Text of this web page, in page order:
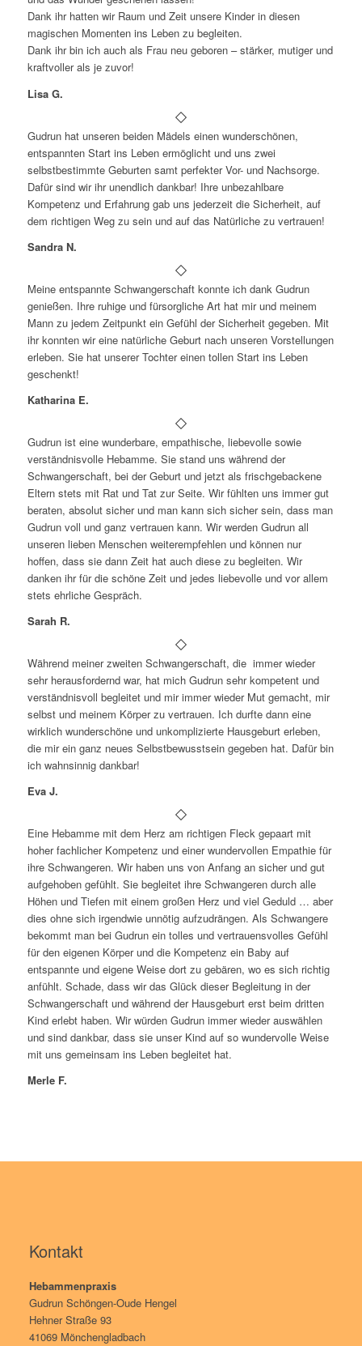
Dank ihr hatten wir Raum und Zeit unsere Kinder in diesen
magischen Momenten ins Leben zu begleiten.
Dank ihr bin ich auch als Frau neu geboren – stärker, mutiger und
kraftvoller als je zuvor!
Lisa G.
Gudrun hat unseren beiden Mädels einen wunderschönen,
entspannten Start ins Leben ermöglicht und uns zwei
selbstbestimmte Geburten samt perfekter Vor- und Nachsorge.
Dafür sind wir ihr unendlich dankbar! Ihre unbezahlbare
Kompetenz und Erfahrung gab uns jederzeit die Sicherheit, auf
dem richtigen Weg zu sein und auf das Natürliche zu vertrauen!
Sandra N.
Meine entspannte Schwangerschaft konnte ich dank Gudrun
genießen. Ihre ruhige und fürsorgliche Art hat mir und meinem
Mann zu jedem Zeitpunkt ein Gefühl der Sicherheit gegeben. Mit
ihr konnten wir eine natürliche Geburt nach unseren Vorstellungen
erleben. Sie hat unserer Tochter einen tollen Start ins Leben
geschenkt!
Katharina E.
Gudrun ist eine wunderbare, empathische, liebevolle sowie
verständnisvolle Hebamme. Sie stand uns während der
Schwangerschaft, bei der Geburt und jetzt als frischgebackene
Eltern stets mit Rat und Tat zur Seite. Wir fühlten uns immer gut
beraten, absolut sicher und man kann sich sicher sein, dass man
Gudrun voll und ganz vertrauen kann. Wir werden Gudrun all
unseren lieben Menschen weiterempfehlen und können nur
hoffen, dass sie dann Zeit hat auch diese zu begleiten. Wir
danken ihr für die schöne Zeit und jedes liebevolle und vor allem
stets ehrliche Gespräch.
Sarah R.
Während meiner zweiten Schwangerschaft, die immer wieder
sehr herausfordernd war, hat mich Gudrun sehr kompetent und
verständnisvoll begleitet und mir immer wieder Mut gemacht, mir
selbst und meinem Körper zu vertrauen. Ich durfte dann eine
wirklich wunderschöne und unkomplizierte Hausgeburt erleben,
die mir ein ganz neues Selbstbewusstsein gegeben hat. Dafür bin
ich wahnsinnig dankbar!
Eva J.
Eine Hebamme mit dem Herz am richtigen Fleck gepaart mit
hoher fachlicher Kompetenz und einer wundervollen Empathie für
ihre Schwangeren. Wir haben uns von Anfang an sicher und gut
aufgehoben gefühlt. Sie begleitet ihre Schwangeren durch alle
Höhen und Tiefen mit einem großen Herz und viel Geduld … aber
dies ohne sich irgendwie unnötig aufzudrängen. Als Schwangere
bekommt man bei Gudrun ein tolles und vertrauensvolles Gefühl
für den eigenen Körper und die Kompetenz ein Baby auf
entspannte und eigene Weise dort zu gebären, wo es sich richtig
anfühlt. Schade, dass wir das Glück dieser Begleitung in der
Schwangerschaft und während der Hausgeburt erst beim dritten
Kind erlebt haben. Wir würden Gudrun immer wieder auswählen
und sind dankbar, dass sie unser Kind auf so wundervolle Weise
mit uns gemeinsam ins Leben begleitet hat.
Merle F.
Kontakt
Hebammenpraxis
Gudrun Schöngen-Oude Hengel
Hehner Straße 93
41069 Mönchengladbach